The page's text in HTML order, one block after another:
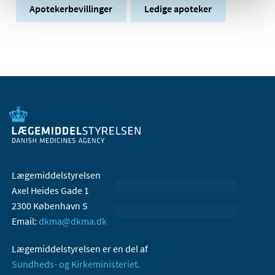
Apotekerbevillinger
Ledige apoteker
Lægemiddelstyrelsen
Axel Heides Gade 1
2300 København S
Email: dkma@dkma.dk
Lægemiddelstyrelsen er en del af
Sundheds- og Kirkeministeriet.